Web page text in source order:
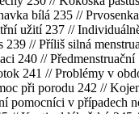
bílá 235 //
užití 237 //
239 // Příliš silná
240 // Předmenstruační
241 // Problémy v
při porodu 242 //
pomocníci v případech